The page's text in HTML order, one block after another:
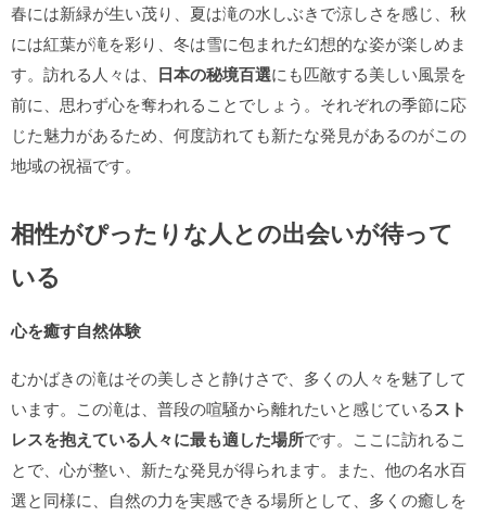
春には新緑が生い茂り、夏は滝の水しぶきで涼しさを感じ、秋
には紅葉が滝を彩り、冬は雪に包まれた幻想的な姿が楽しめま
す。訪れる人々は、 日本の秘境百選にも匹敵する美しい風景を
前に、思わず心を奪われることでしょう。それぞれの季節に応
じた魅力があるため、何度訪れても新たな発見があるのがこの
地域の祝福です。
相性がぴったりな人との出会いが待って
いる
心を癒す自然体験
むかばきの滝はその美しさと静けさで、多くの人々を魅了して
います。この滝は、普段の喧騒から離れたいと感じているスト
レスを抱えている人々に最も適した場所です。ここに訪れるこ
とで、心が整い、新たな発見が得られます。また、他の名水百
選と同様に、自然の力を実感できる場所として、多くの癒しを